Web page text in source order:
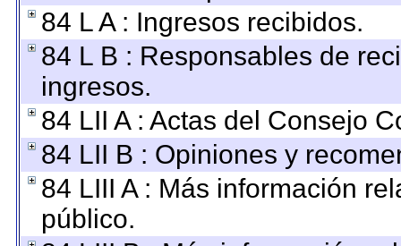
84 L A : Ingresos recibidos.
84 L B : Responsables de
ingresos.
84 LII A : Actas del Consejo
84 LII B : Opiniones y
84 LIII A : Más información
público.